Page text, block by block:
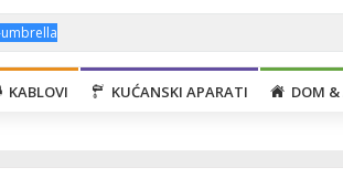
KABLOVI KUĆANSKI APARATI DOM